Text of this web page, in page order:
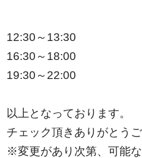
12:30～13:30
16:30～18:00
19:30～22:00
以上となっております。
チェック頂きありがとうご
※変更があり次第、可能